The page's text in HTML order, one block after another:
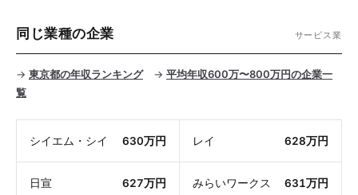
同じ業種の企業 サービス業
→ 東京都の年収ランキング→ 平均年収600万〜800万円の企業一
覧
シイエム・シイ 630万円 レイ 628万円
日宣 627万円 みらいワークス 631万円